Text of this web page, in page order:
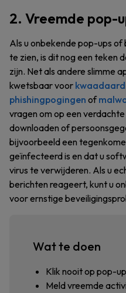
2. Vreemde pop-
Als u onbekende pop-ups
te zien, is dit nog een teken
zijn. Net als andere slimme
kwetsbaar voor
phishingpogingen of
vragen om op een
downloaden of
bijvoorbeeld een
geïnfecteerd is en dat u
virus te verwijderen. Als u
berichten reageert, kunt u
voor ernstige
Wat te doen
Klik nooit op pop-
Meld vreemde